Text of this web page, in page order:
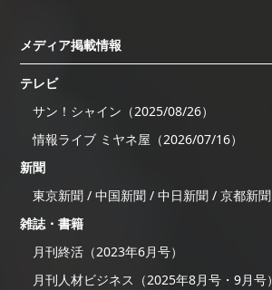
メディア掲載情報
テレビ
サン！シャイン（2025/08/26）
情報ライブ ミヤネ屋（2026/07/16）
新聞
東京新聞 / 中国新聞 / 中日新聞 / 京都新聞
雑誌・書籍
月刊終活（2023年6月号）
月刊人材ビジネス（2025年8月号・9月号）